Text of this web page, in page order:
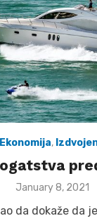
Ekonomija,
Posted
January 8, 2021
da dokaže da